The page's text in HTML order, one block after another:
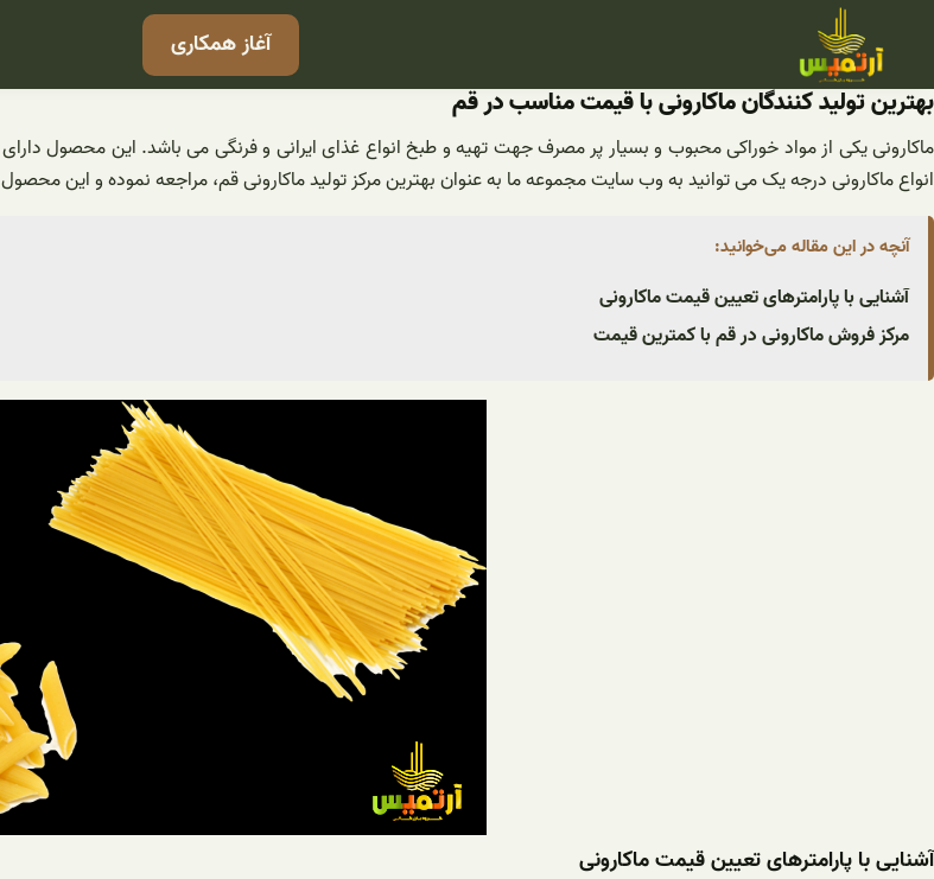
آغاز همکاری
بهترین تولید کنندگان ماکارونی با قیمت مناسب در قم
ماکارونی یکی از مواد خوراکی محبوب و بسیار پر مصرف جهت تهیه و طبخ انواع غذای ایرانی و فرنگی می باشد. این محصول
انواع ماکارونی درجه یک می توانید به وب سایت مجموعه ما به عنوان بهترین مرکز تولید ماکارونی قم، مراجعه نموده و این
آنچه در این مقاله می‌خوانید:
آشنایی با پارامترهای تعیین قیمت ماکارونی
مرکز فروش ماکارونی در قم با کمترین قیمت
آشنایی با پارامترهای تعیین قیمت ماکارونی